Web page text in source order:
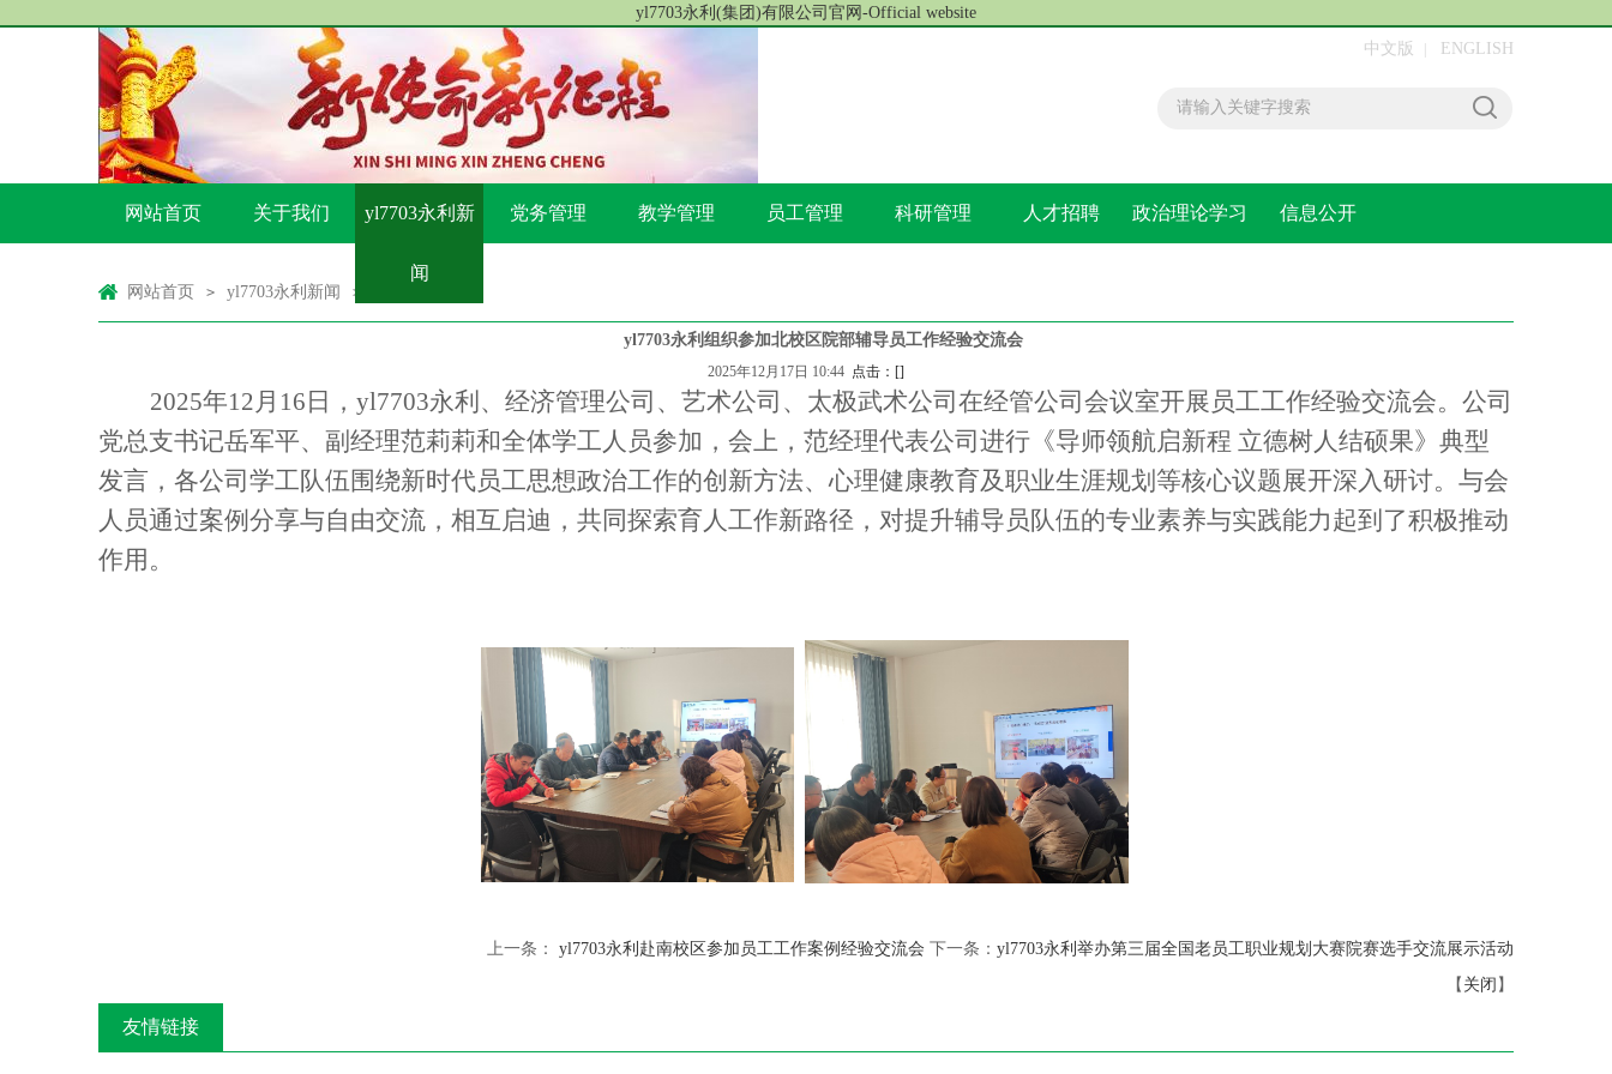
yl7703永利(集团)有限公司官网-Official website
中文版
ENGLISH
网站首页 关于我们 yl7703永利新
闻
党务管理 教学管理 员工管理 科研管理 人才招聘 政治理论学习 信息公开
网站首页 > yl7703永利新闻 >
yl7703永利组织参加北校区院部辅导员工作经验交流会
2025年12月17日 10:44 点击：[]
2025年12月16日，yl7703永利、经济管理公司、艺术公司、太极武术公司在经管公司会议室开展员工工作经验交流会。公司
党总支书记岳军平、副经理范莉莉和全体学工人员参加，会上，范经理代表公司进行《导师领航启新程 立德树人结硕果》典型
发言，各公司学工队伍围绕新时代员工思想政治工作的创新方法、心理健康教育及职业生涯规划等核心议题展开深入研讨。与会
人员通过案例分享与自由交流，相互启迪，共同探索育人工作新路径，对提升辅导员队伍的专业素养与实践能力起到了积极推动
作用。
上一条： yl7703永利赴南校区参加员工工作案例经验交流会 下一条： yl7703永利举办第三届全国老员工职业规划大赛院赛选手交流展示活动
【 关闭 】
友情链接